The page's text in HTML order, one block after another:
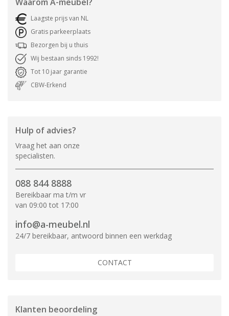
Laagste prijs van NL
Gratis parkeerplaats
Bezorgen bij u thuis
Wij bestaan sinds 1992!
Tot 10 jaar garantie
CBW-Erkend
Hulp of advies?
Vraag het aan onze
specialisten.
088 844 8888
Bereikbaar ma t/m vr
van 09:00 tot 17:00
info@a-meubel.nl
24/7 bereikbaar, antwoord binnen een werkdag
CONTACT
Klanten beoordeling